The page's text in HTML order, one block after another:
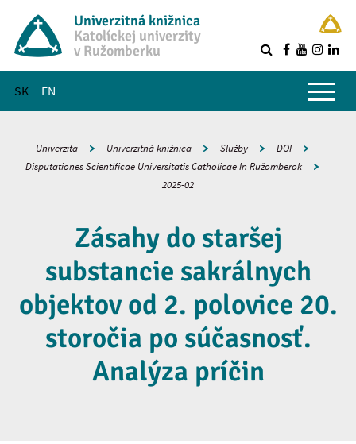
Univerzitná knižnica
Katolíckej univerzity
v Ružomberku
SK EN
Hlavné menu
Univerzita Univerzitná knižnica Služby
DOI
Disputationes Scientificae Universitatis Catholicae In Ružomberok
2025-02
Zásahy do staršej
substancie sakrálnych
objektov od 2. polovice 20.
storočia po súčasnosť.
Analýza príčin